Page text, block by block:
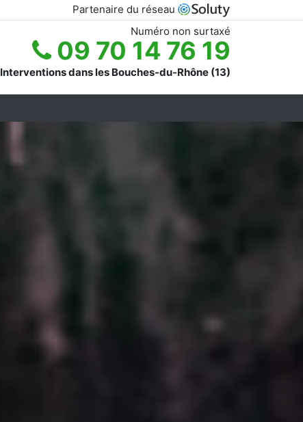
Partenaire du réseau
Numéro non surtaxé
09 70 14 76 19
Interventions dans les Bouches-du-Rhône (13)